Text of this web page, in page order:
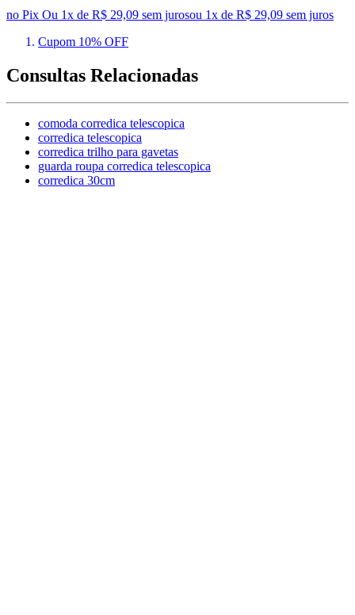
no Pix Ou 1x de R$ 29,09 sem jurosou 1x de R$ 29,09 sem juros
Cupom 10% OFF
Consultas Relacionadas
comoda corredica telescopica
corredica telescopica
corredica trilho para gavetas
guarda roupa corredica telescopica
corredica 30cm